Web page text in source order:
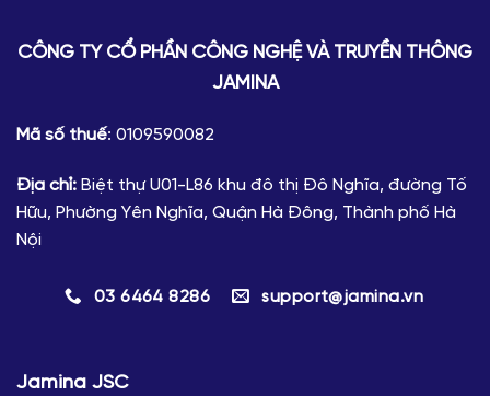
CÔNG TY CỔ PHẦN CÔNG NGHỆ VÀ TRUYỀN THÔNG
JAMINA
Mã số thuế: 0109590082
Địa chỉ: Biệt thự U01-L86 khu đô thị Đô Nghĩa, đường Tố
Hữu, Phường Yên Nghĩa, Quận Hà Đông, Thành phố Hà
Nội
03 6464 8286 support@jamina.vn
Jamina JSC